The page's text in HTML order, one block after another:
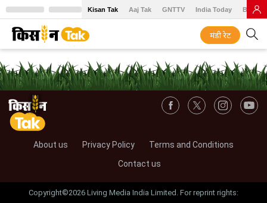
Kisan Tak Aaj Tak GNTTV India Today BT
मंडी रेट
About us Privacy Policy
Terms and Conditions
Contact us
Copyright©2026 Living Media India Limited. For reprint rights: